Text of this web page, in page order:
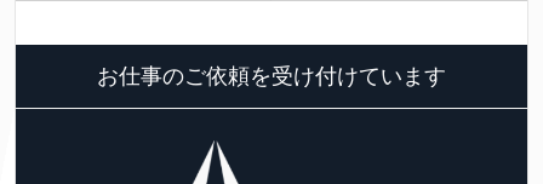
お仕事のご依頼を受け付けています